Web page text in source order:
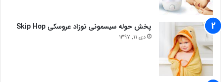
پخش حوله سیسمونی نوزاد عروسکی Skip Hop
دی 11, 1397